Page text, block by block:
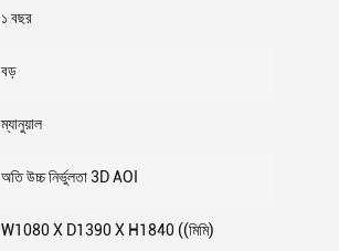
১ বছর
বড়
ম্যানুয়াল
অতি উচ্চ নির্ভুলতা 3D AOI
W1080 X D1390 X H1840 ((মিমি)